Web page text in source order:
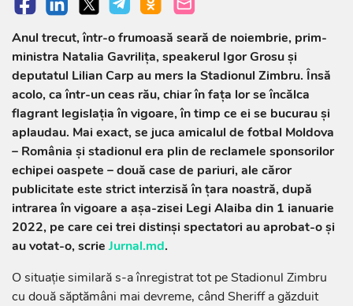
Anul trecut, într-o frumoasă seară de noiembrie, prim-
ministra Natalia Gavrilița, speakerul Igor Grosu și
deputatul Lilian Carp au mers la Stadionul Zimbru. Însă
acolo, ca într-un ceas rău, chiar în fața lor se încălca
flagrant legislația în vigoare, în timp ce ei se bucurau și
aplaudau. Mai exact, se juca amicalul de fotbal Moldova
– România și stadionul era plin de reclamele sponsorilor
echipei oaspete – două case de pariuri, ale căror
publicitate este strict interzisă în țara noastră, după
intrarea în vigoare a așa-zisei Legi Alaiba din 1 ianuarie
2022, pe care cei trei distinși spectatori au aprobat-o și
au votat-o, scrieJurnal.md.
O situație similară s-a înregistrat tot pe Stadionul Zimbru
cu două săptămâni mai devreme, când Sheriff a găzduit